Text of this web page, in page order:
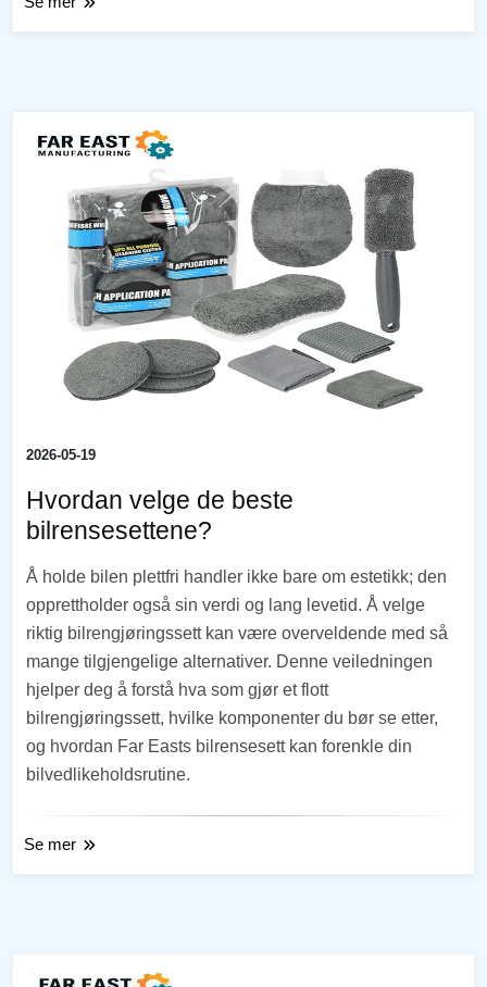
2026-05-19
Hvordan velge de beste
bilrensesettene?
Å holde bilen plettfri handler ikke bare om estetikk; den
opprettholder også sin verdi og lang levetid. Å velge
riktig bilrengjøringssett kan være overveldende med så
mange tilgjengelige alternativer. Denne veiledningen
hjelper deg å forstå hva som gjør et flott
bilrengjøringssett, hvilke komponenter du bør se etter,
og hvordan Far Easts bilrensesett kan forenkle din
bilvedlikeholdsrutine.
Se mer